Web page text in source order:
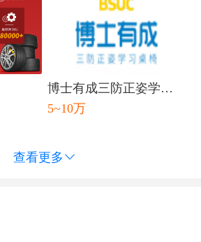
博士有成三防正姿学习
桌
5~10万
查看更多 